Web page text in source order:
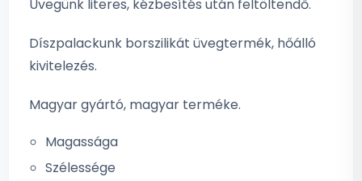
Üvegünk literes, kézbesítés után feltöltendő.
Díszpalackunk borszilikát üvegtermék, hőálló
kivitelezés.
Magyar gyártó, magyar terméke.
Magassága
Szélessége